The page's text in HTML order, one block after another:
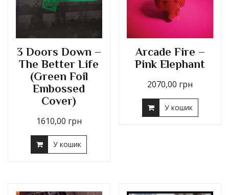
3 Doors Down –
The Better Life
(Green Foil
Embossed
Cover)
1610,00 грн
У кошик
Arcade Fire –
Pink Elephant
2070,00 грн
У кошик